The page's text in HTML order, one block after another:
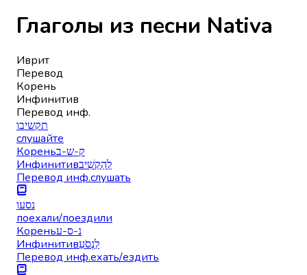
Глаголы из песни Nativa
Иврит
Перевод
Корень
Инфинитив
Перевод инф.
תקשיבו
слушайте
Кореньק-ש-ב
Инфинитивלְהַקְשִׁיב
Перевод инф.слушать
נסעו
поехали/поездили
Кореньנ-ס-ע
Инфинитивלִנְסֹעַ
Перевод инф.ехать/ездить